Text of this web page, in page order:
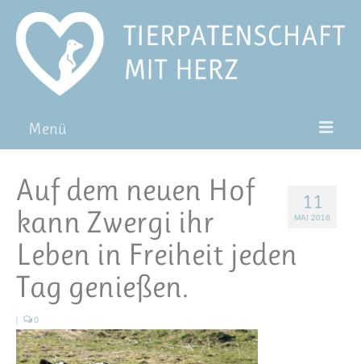
Menü
Pat*in werden
Patenschaft verschenken
FAQ
11
MAI 2016
Auf dem neuen Hof
kann Zwergi ihr
Leben in Freiheit jeden
Tag genießen.
| 0